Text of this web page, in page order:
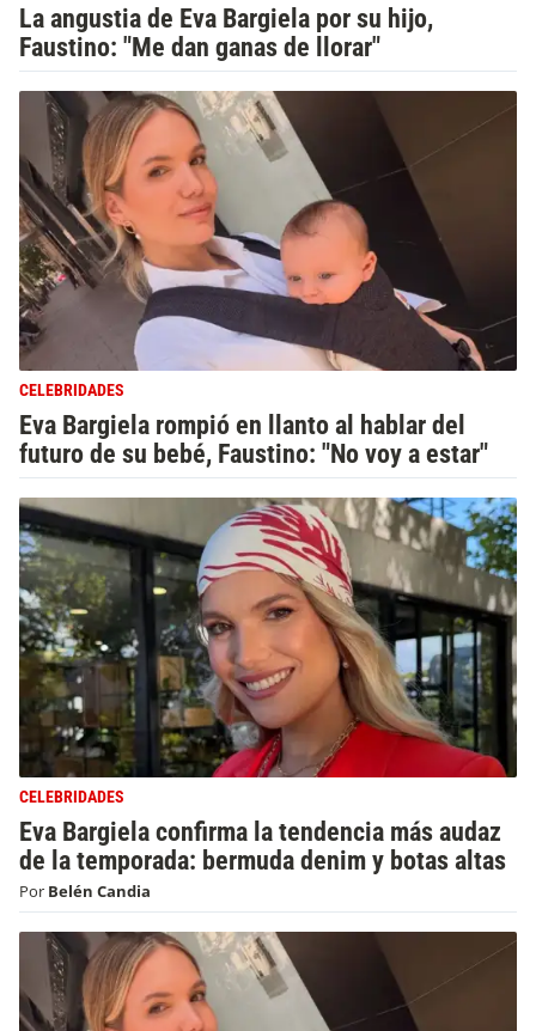
La angustia de Eva Bargiela por su hijo,
Faustino: "Me dan ganas de llorar"
CELEBRIDADES
Eva Bargiela rompió en llanto al hablar del
futuro de su bebé, Faustino: "No voy a estar"
CELEBRIDADES
Eva Bargiela confirma la tendencia más audaz
de la temporada: bermuda denim y botas altas
Por Belén Candia